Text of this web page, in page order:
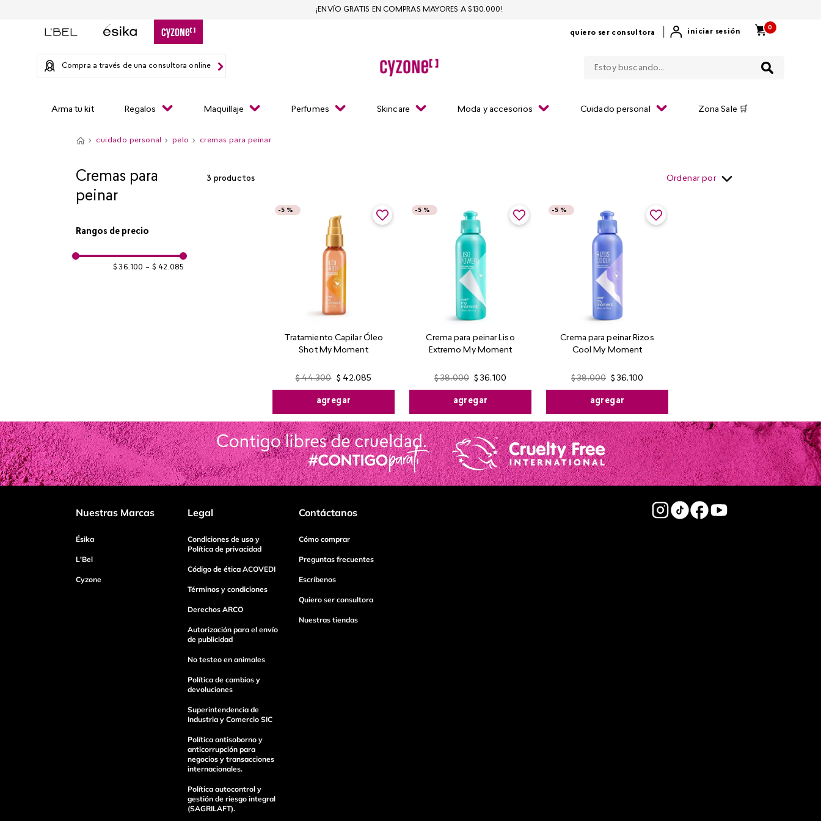
quiero ser consultora iniciar sesión
0
Compra a través de una consultora online
Arma tu kit Regalos Maquillaje Perfumes Skincare Moda y accesorios Cuidado personal Zona Sale 🛒
¡ENVÍO GRATIS EN COMPRAS MAYORES A $130.000!
cuidado personal pelo cremas para peinar
Cremas para
peinar
Rangos de precio
$ 36.100 – $ 42.085
3 productos Ordenar por
Tratamiento Capilar Óleo
Shot My Moment
-5 %
$ 44.300 $ 42.085
agregar
Crema para peinar Liso
Extremo My Moment
-5 %
$ 38.000 $ 36.100
agregar
Crema para peinar Rizos
Cool My Moment
-5 %
$ 38.000 $ 36.100
agregar
Nuestras Marcas
Ésika
L'Bel
Cyzone
Legal
Condiciones de uso y
Política de privacidad
Código de ética ACOVEDI
Términos y condiciones
Derechos ARCO
Autorización para el envío
de publicidad
No testeo en animales
Política de cambios y
devoluciones
Superintendencia de
Industria y Comercio SIC
Política antisoborno y
anticorrupción para
negocios y transacciones
internacionales.
Política autocontrol y
gestión de riesgo integral
(SAGRILAFT).
Contáctanos
Cómo comprar
Preguntas frecuentes
Escríbenos
Quiero ser consultora
Nuestras tiendas